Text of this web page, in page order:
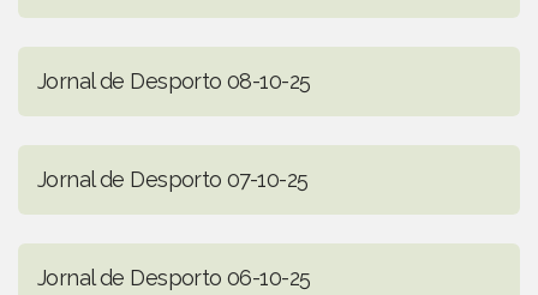
Jornal de Desporto 08-10-25
Jornal de Desporto 07-10-25
Jornal de Desporto 06-10-25